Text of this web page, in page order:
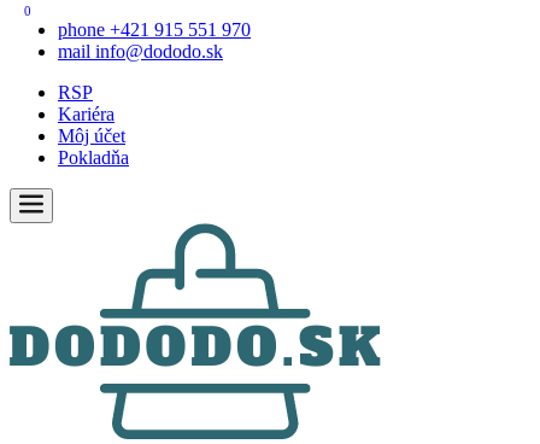
phone +421 915 551 970
mail info@dododo.sk
RSP
Kariéra
Môj účet
Pokladňa
0